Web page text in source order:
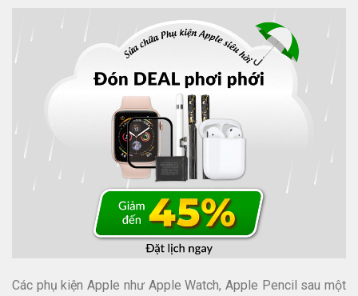
Các phụ kiện Apple như Apple Watch, Apple Pencil sau một